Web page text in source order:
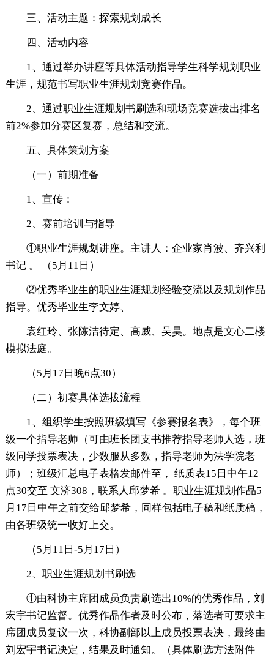
三、活动主题：探索规划成长
四、活动内容
1、通过举办讲座等具体活动指导学生科学规划职业
生涯，规范书写职业生涯规划竞赛作品。
2、通过职业生涯规划书刷选和现场竞赛选拔出排名
前2%参加分赛区复赛，总结和交流。
五、具体策划方案
（一）前期准备
1、宣传：
2、赛前培训与指导
①职业生涯规划讲座。主讲人：企业家肖波、齐兴利
书记 。 （5月11日）
②优秀毕业生的职业生涯规划经验交流以及规划作品
指导。优秀毕业生李文婷、
袁红玲、张陈洁待定、高威、吴昊。地点是文心二楼
模拟法庭。
（5月17日晚6点30）
（二）初赛具体选拔流程
1、组织学生按照班级填写《参赛报名表》，每个班
级一个指导老师（可由班长团支书推荐指导老师人选，班
级同学投票表决，少数服从多数，指导老师为法学院老
师）；班级汇总电子表格发邮件至， 纸质表15日中午12
点30交至 文济308，联系人邱梦希 。职业生涯规划作品5
月17日中午之前交给邱梦希，同样包括电子稿和纸质稿，
由各班级统一收好上交。
（5月11日-5月17日）
2、职业生涯规划书刷选
①由科协主席团成员负责刷选出10%的优秀作品，刘
宏宇书记监督。优秀作品作者及时公布，落选者可要求主
席团成员复议一次，科协副部以上成员投票表决，最终由
刘宏宇书记决定，结果及时通知。（具体刷选方法附件